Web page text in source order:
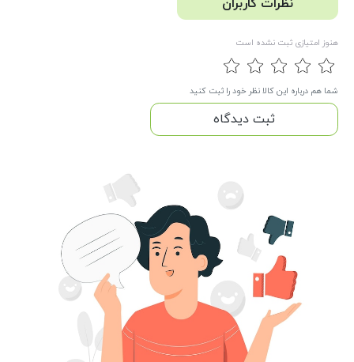
نظرات کاربران
هنوز امتیازی ثبت نشده است
شما هم درباره این کالا نظر خود را ثبت کنید
ثبت دیدگاه